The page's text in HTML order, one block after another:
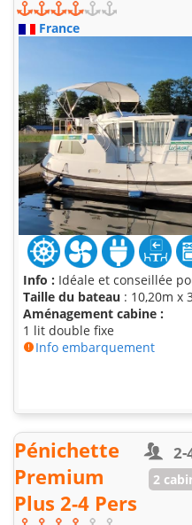
France
Info : Idéale et conseillée
Taille du bateau : 10,20m x
Aménagement cabine :
1 lit double fixe
Info embarquement
Pénichette
Premium
Plus 2-4 Pers
2-
2